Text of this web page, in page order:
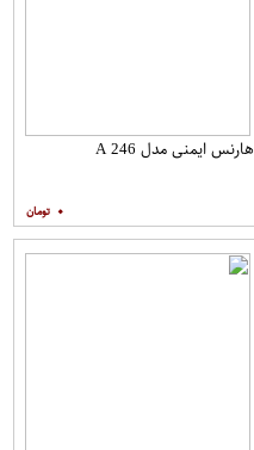
هارنس ایمنی مدل A 246
۰